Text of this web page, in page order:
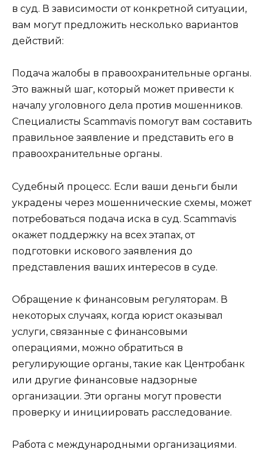
в суд. В зависимости от конкретной ситуации,
вам могут предложить несколько вариантов
действий:
Подача жалобы в правоохранительные органы.
Это важный шаг, который может привести к
началу уголовного дела против мошенников.
Специалисты Scammavis помогут вам составить
правильное заявление и представить его в
правоохранительные органы.
Судебный процесс. Если ваши деньги были
украдены через мошеннические схемы, может
потребоваться подача иска в суд. Scammavis
окажет поддержку на всех этапах, от
подготовки искового заявления до
представления ваших интересов в суде.
Обращение к финансовым регуляторам. В
некоторых случаях, когда юрист оказывал
услуги, связанные с финансовыми
операциями, можно обратиться в
регулирующие органы, такие как Центробанк
или другие финансовые надзорные
организации. Эти органы могут провести
проверку и инициировать расследование.
Работа с международными организациями.